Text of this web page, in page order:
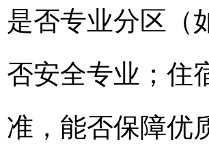
是否专业分区（
否安全专业；住
准，能否保障优